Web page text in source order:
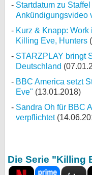
Startdatum zu
Ankündigungsvideo
Kurz & Knapp: Work
Killing Eve, Hunters
STARZPLAY bringt
Deutschland
BBC America setzt
Eve" (13.01.2018)
Sandra Oh für BBC
verpflichtet
Die Serie "Killing